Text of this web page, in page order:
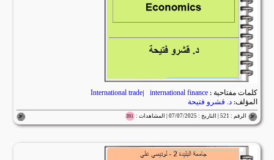
كلمات مفتاحية : International trade| international finance
المؤلف:د. قشرو فتيحة
الرقم : 521 | التاريخ : 07/07/2025 | المشاهدات : 391